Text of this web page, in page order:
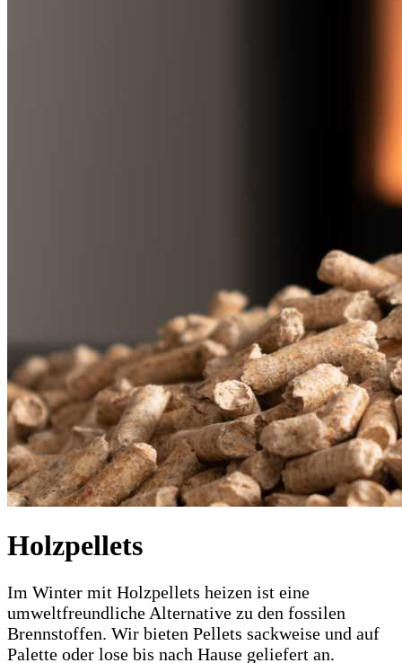
Holzpellets
Im Winter mit Holzpellets heizen ist eine
umweltfreundliche Alternative zu den fossilen
Brennstoffen. Wir bieten Pellets sackweise und auf
Palette oder lose bis nach Hause geliefert an.